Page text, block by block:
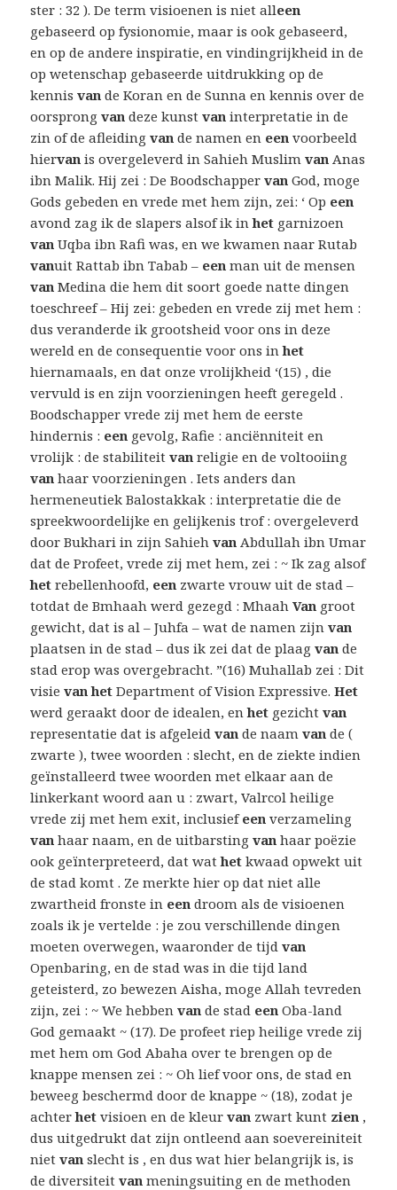
ster : 32 ). De term visioenen is niet alleen
gebaseerd op fysionomie, maar is ook gebaseerd,
en op de andere inspiratie, en vindingrijkheid in de
op wetenschap gebaseerde uitdrukking op de
kennisvan de Koran en de Sunna en kennis over de
oorsprongvan deze kunstvan interpretatie in de
zin of de afleidingvan de namen en een voorbeeld
hiervan is overgeleverd in Sahieh Muslimvan Anas
ibn Malik. Hij zei : De Boodschappervan God, moge
Gods gebeden en vrede met hem zijn, zei: ‘ Op een
avond zag ik de slapers alsof ik inhet garnizoen
van Uqba ibn Rafi was, en we kwamen naar Rutab
vanuit Rattab ibn Tabab – een man uit de mensen
van Medina die hem dit soort goede natte dingen
toeschreef – Hij zei: gebeden en vrede zij met hem :
dus veranderde ik grootsheid voor ons in deze
wereld en de consequentie voor ons inhet
hiernamaals, en dat onze vrolijkheid ‘(15) , die
vervuld is en zijn voorzieningen heeft geregeld .
Boodschapper vrede zij met hem de eerste
hindernis : een gevolg, Rafie : anciënniteit en
vrolijk : de stabiliteitvan religie en de voltooiing
van haar voorzieningen . Iets anders dan
hermeneutiek Balostakkak : interpretatie die de
spreekwoordelijke en gelijkenis trof : overgeleverd
door Bukhari in zijn Sahiehvan Abdullah ibn Umar
dat de Profeet, vrede zij met hem, zei : ~ Ik zag alsof
het rebellenhoofd, een zwarte vrouw uit de stad –
totdat de Bmhaah werd gezegd : MhaahVan groot
gewicht, dat is al – Juhfa – wat de namen zijnvan
plaatsen in de stad – dus ik zei dat de plaagvan de
stad erop was overgebracht. ”(16) Muhallab zei : Dit
visievan het Department of Vision Expressive.Het
werd geraakt door de idealen, enhet gezichtvan
representatie dat is afgeleidvan de naamvan de (
zwarte ), twee woorden : slecht, en de ziekte indien
geïnstalleerd twee woorden met elkaar aan de
linkerkant woord aan u : zwart, Valrcol heilige
vrede zij met hem exit, inclusiefeen verzameling
van haar naam, en de uitbarstingvan haar poëzie
ook geïnterpreteerd, dat wathet kwaad opwekt uit
de stad komt . Ze merkte hier op dat niet alle
zwartheid fronste in een droom als de visioenen
zoals ik je vertelde : je zou verschillende dingen
moeten overwegen, waaronder de tijdvan
Openbaring, en de stad was in die tijd land
geteisterd, zo bewezen Aisha, moge Allah tevreden
zijn, zei : ~ We hebbenvan de stad een Oba-land
God gemaakt ~ (17). De profeet riep heilige vrede zij
met hem om God Abaha over te brengen op de
knappe mensen zei : ~ Oh lief voor ons, de stad en
beweeg beschermd door de knappe ~ (18), zodat je
achterhet visioen en de kleurvan zwart kunt zien ,
dus uitgedrukt dat zijn ontleend aan soevereiniteit
nietvan slecht is , en dus wat hier belangrijk is, is
de diversiteitvan meningsuiting en de methoden